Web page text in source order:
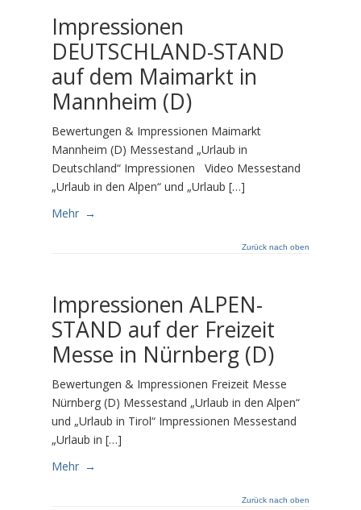
Impressionen
DEUTSCHLAND-STAND
auf dem Maimarkt in
Mannheim (D)
Bewertungen & Impressionen Maimarkt
Mannheim (D) Messestand „Urlaub in
Deutschland“ Impressionen Video Messestand
„Urlaub in den Alpen“ und „Urlaub […]
Mehr →
Zurück nach oben
Impressionen ALPEN-
STAND auf der Freizeit
Messe in Nürnberg (D)
Bewertungen & Impressionen Freizeit Messe
Nürnberg (D) Messestand „Urlaub in den Alpen“
und „Urlaub in Tirol“ Impressionen Messestand
„Urlaub in […]
Mehr →
Zurück nach oben